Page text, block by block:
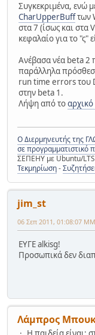
Συγκεκριμένα, ενώ
CharUpperBuffτων
στα 7 (ίσως και στα
κεφαλαίο για το "ς"
Ανέβασα νέα beta 2
παράλληλα
run time errors του
στην beta 1.
Λήψη από το
Ο Διερμηνευτής της
σε προγραμματιστικό
ΣΕΠΕΗΥ με Ubuntu/
Τεκμηρίωση-
jim_st
06 Σεπ 2011, 01:08:07 ΜΜ
ΕΥΓΕ alkisg!
Προσωπικά δεν
Λάμπρος